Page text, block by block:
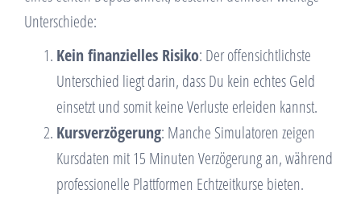
Unterschiede:
Kein finanzielles Risiko: Der offensichtlichste
Unterschied liegt darin, dass Du kein echtes Geld
einsetzt und somit keine Verluste erleiden kannst.
Kursverzögerung: Manche Simulatoren zeigen
Kursdaten mit 15 Minuten Verzögerung an, während
professionelle Plattformen Echtzeitkurse bieten.